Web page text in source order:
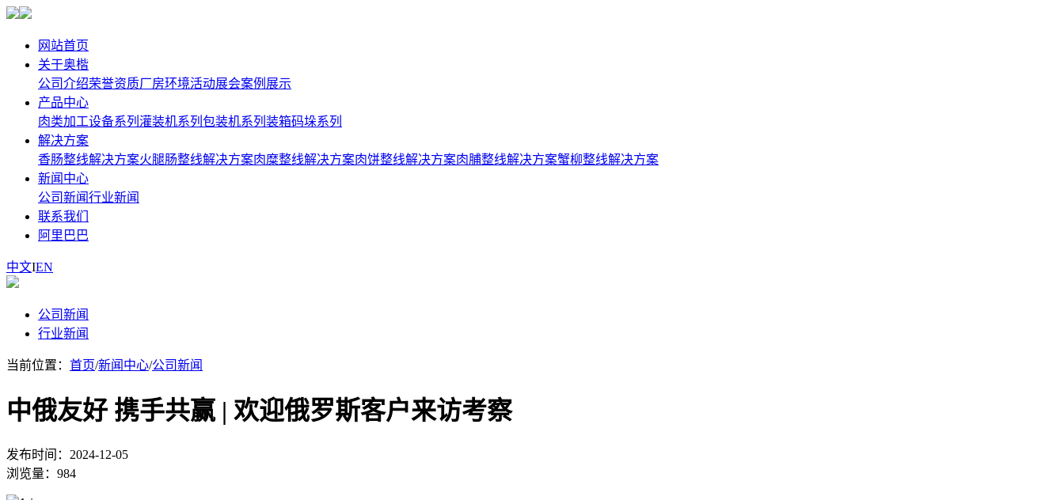
网站首页
关于奥楷
公司介绍荣誉资质厂房环境活动展会案例展示
产品中心
肉类加工设备系列 灌装机系列 包装机系列 装箱码垛系列
解决方案
香肠整线解决方案火腿肠整线解决方案肉糜整线解决方案肉饼整线解决方案肉脯整线解决方案蟹柳整线解决方案
新闻中心
公司新闻行业新闻
联系我们
阿里巴巴
中文IEN
公司新闻
行业新闻
当前位置： 首页/新闻中心/公司新闻
中俄友好 携手共赢 | 欢迎俄罗斯客户来访考察
发布时间：2024-12-05
浏览量：984